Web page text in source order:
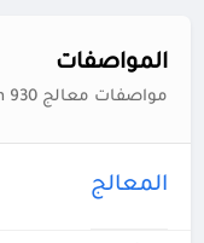
المواصفات
مواصفات معالج HiSilicon Kirin 930
المعالج